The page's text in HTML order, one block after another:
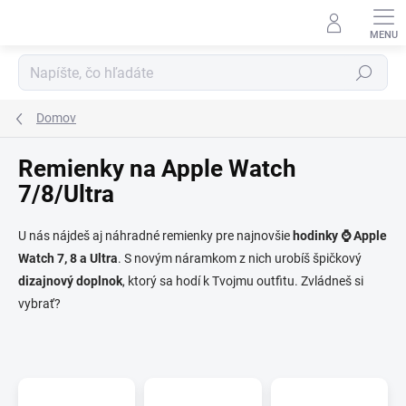
Hľadať
Domov
Remienky na Apple Watch
7/8/Ultra
U nás nájdeš aj náhradné remienky pre najnovšie hodinky ⌚ Apple
Watch 7, 8 a Ultra. S novým náramkom z nich urobíš špičkový
dizajnový doplnok, ktorý sa hodí k Tvojmu outfitu. Zvládneš si
vybrať?